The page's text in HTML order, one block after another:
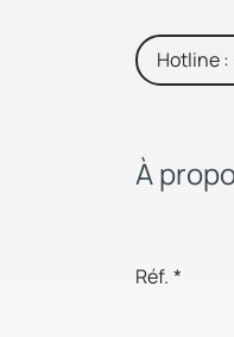
Hotline :
À
Réf. *